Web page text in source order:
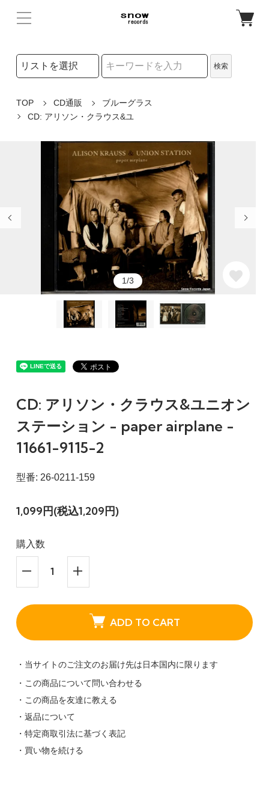
検索リストの選択
検索
TOP CD通販
ブルーグラス
CD: アリソン・クラウス&ユ
1/3
CD: アリソン・クラウス&ユニオン
ステーション - paper airplane -
11661-9115-2
型番: 26-0211-159
1,099円(税込1,209円)
購入数
ADD TO CART
・当サイトのご注文のお届け先は日本国内に限ります
・この商品について問い合わせる
・この商品を友達に教える
・返品について
・特定商取引法に基づく表記
・買い物を続ける